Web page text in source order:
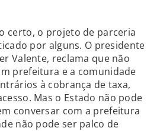
certo, o projeto de parceria
por alguns. O presidente
Valente, reclama que não
prefeitura e a comunidade
à cobrança de taxa,
Mas o Estado não pode
conversar com a prefeitura
não pode ser palco de